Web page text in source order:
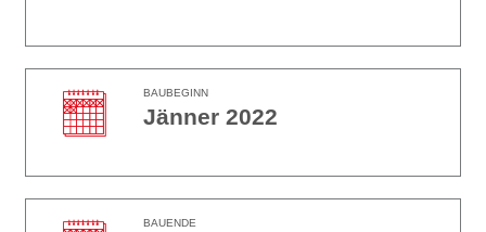
BAUBEGINN
Jänner 2022
BAUENDE